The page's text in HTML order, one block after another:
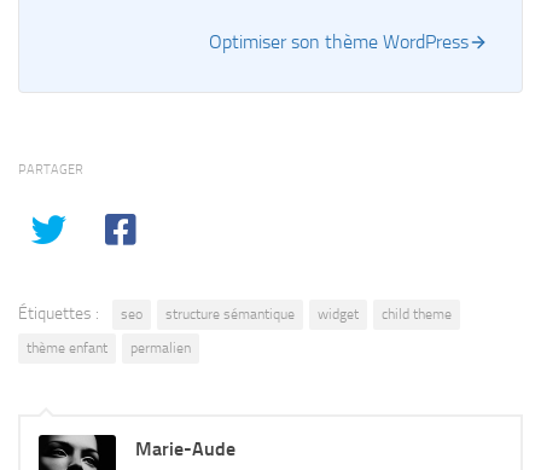
Optimiser son thème WordPress
PARTAGER
Étiquettes : seo structure sémantique widget
child theme
thème enfant
permalien
Marie-Aude